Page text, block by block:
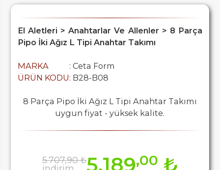
El Aletleri > Anahtarlar Ve Allenler > 8 Parça
Pipo İki Ağız L Tipi Anahtar Takımı
MARKA
: Ceta Form
ÜRÜN KODU: B28-B08
8 Parça Pipo İki Ağız L Tipi Anahtar Takımı
uygun fiyat - yüksek kalite.
5.707,90 ₺5.189,00 ₺